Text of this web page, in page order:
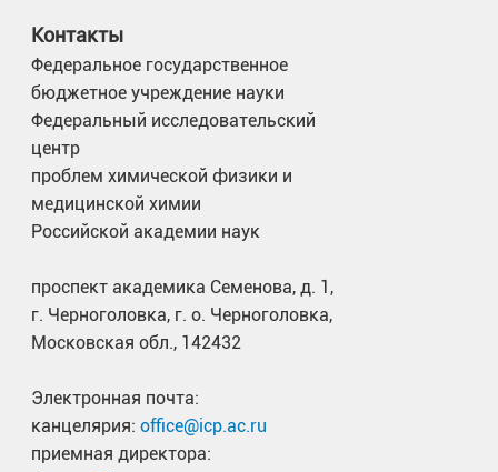
Контакты
Федеральное государственное
бюджетное учреждение науки
Федеральный исследовательский
центр
проблем химической физики и
медицинской химии
Российской академии наук
проспект академика Семенова, д. 1,
г. Черноголовка, г. о. Черноголовка,
Московская обл., 142432
Электронная почта:
канцелярия: office@icp.ac.ru
приемная директора: